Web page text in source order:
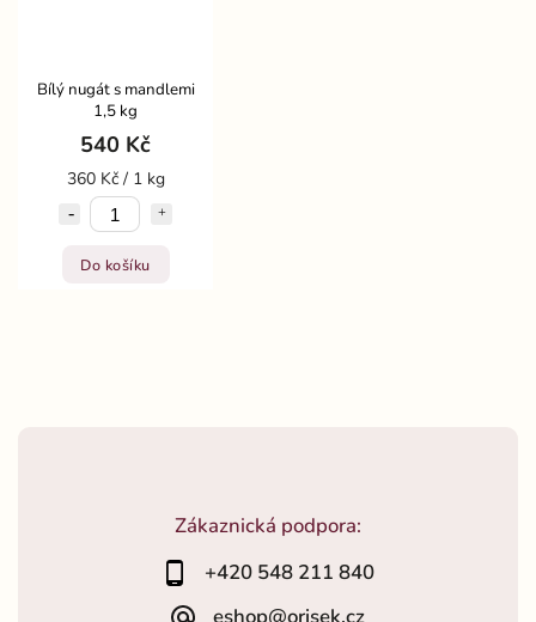
Bílý nugát s mandlemi
1,5 kg
540 Kč
360 Kč / 1 kg
Do košíku
Zákaznická podpora:
+420 548 211 840